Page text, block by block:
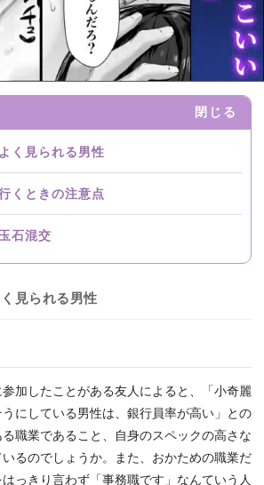
閉じる
く見られる男性
くときの注意点
石混交
見られる男性
加したことがある友人によると、「小奇麗
にしている男性は、銀行員率が高い」との
職業であること、自身のスペックの高さな
るのでしょうか。また、おかための職業だ
っきり言わず「事務職です」なんていう人